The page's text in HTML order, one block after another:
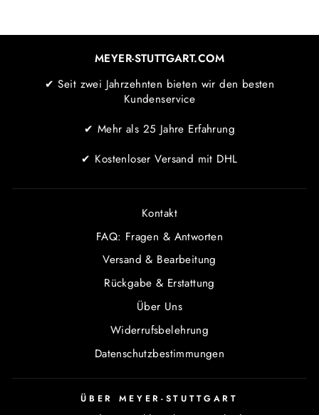
MEYER-STUTTGART.COM
✔ Seit zwei Jahrzehnten bieten wir den besten
Kundenservice
✔ Mehr als 25 Jahre Erfahrung
✔ Kostenloser Versand mit DHL
Kontakt
FAQ: Fragen & Antworten
Versand & Bearbeitung
Rückgabe & Erstattung
Über Uns
Widerrufsbelehrung
Datenschutzbestimmungen
ÜBER MEYER-STUTTGART